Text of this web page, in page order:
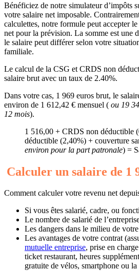
Bénéficiez de notre simulateur d’impôts
votre salaire net imposable.
calculettes, notre formule peut accepter
net pour la prévision. La somme est une
le salaire peut différer selon votre
familiale.
Le calcul de la CSG et CRDS non
salaire brut avec un taux de 2.40%.
Dans votre cas, 1 969 euros brut, le
environ de 1 612,42 € mensuel ( ou 19
12 mois).
1 516,00 + CRDS non déductible
déductible (2,40%) + couverture
environ pour la part patronale) =
Calculer un salaire de 1
Comment calculer votre revenu net
Si vous êtes salarié, cadre, ou
Le nombre de salarié de
Les dangers dans le milieu de
Les avantages de votre contrat
mutuelle entreprise, prise en
ticket restaurant, heures
gratuite de vélos, smartphone ou